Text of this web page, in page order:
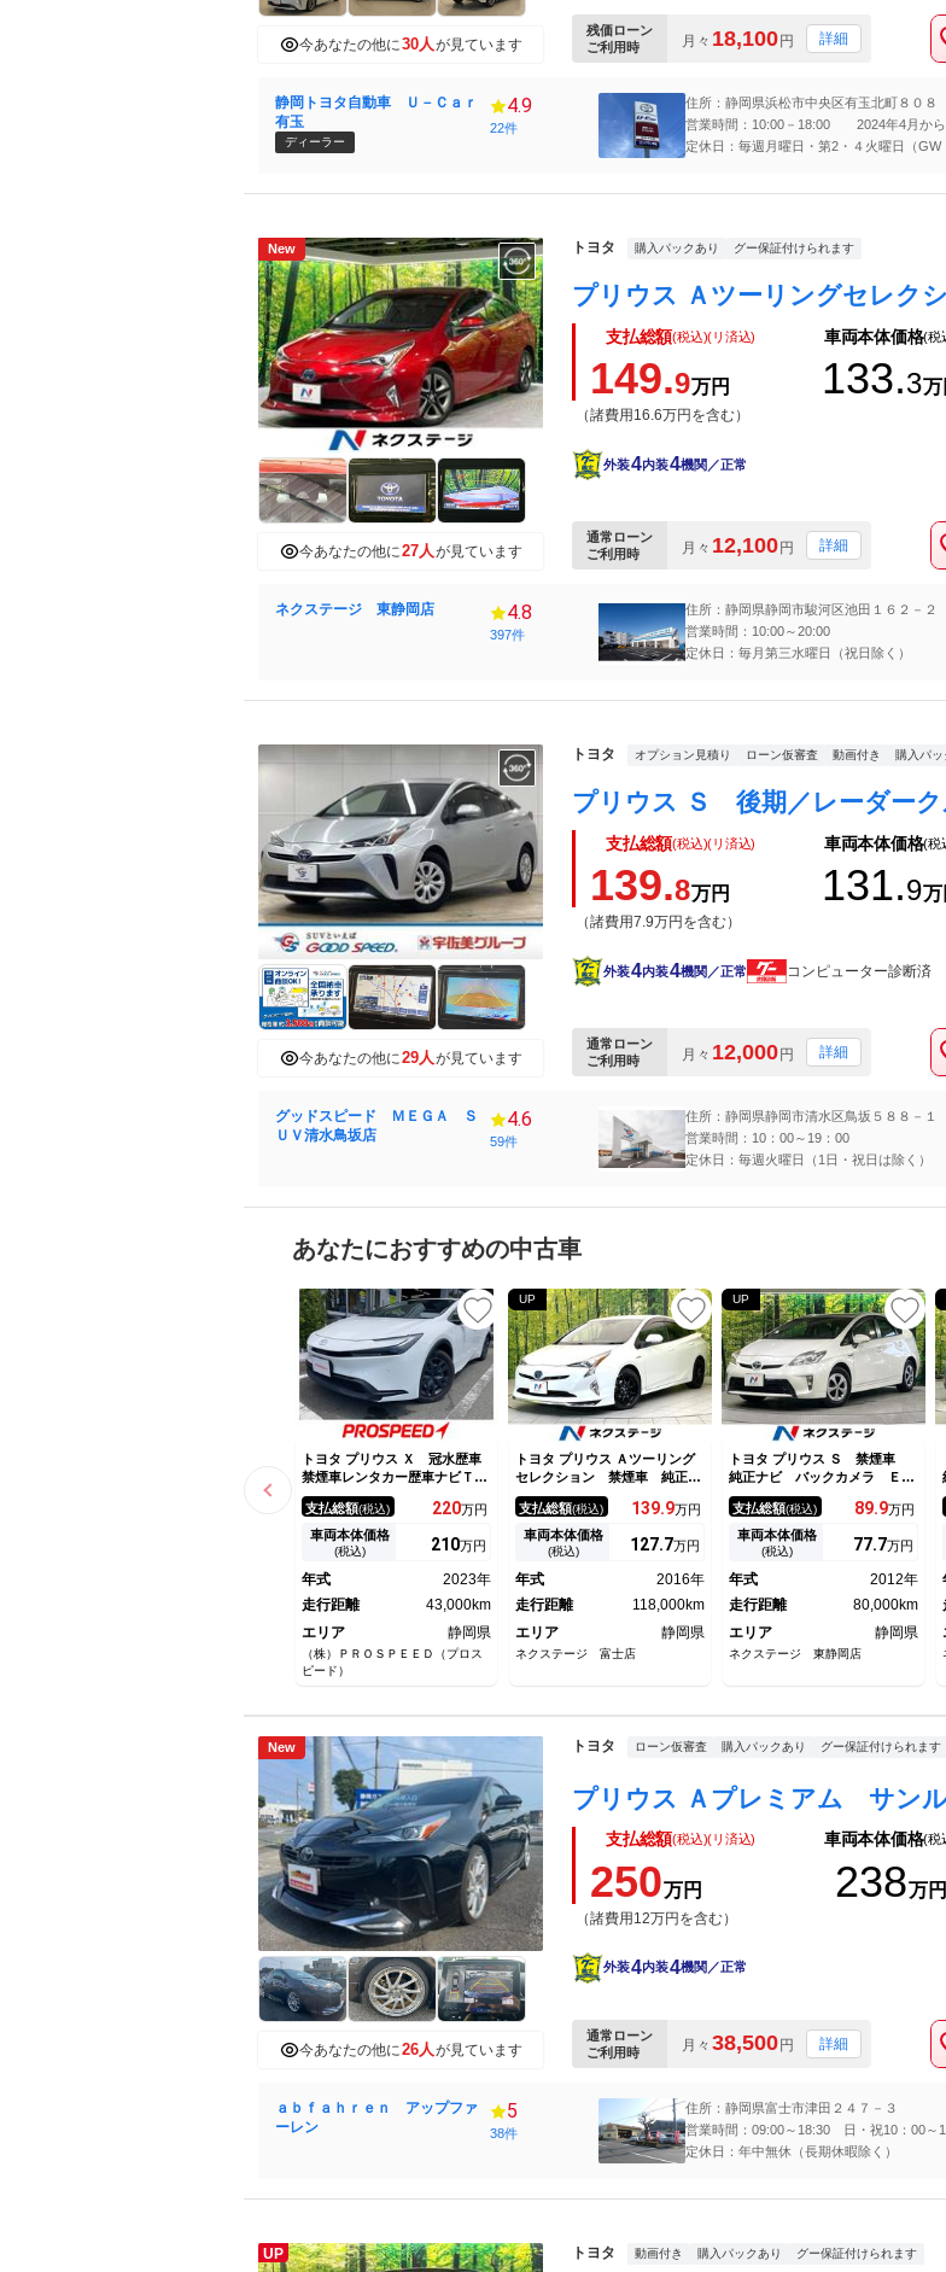
今あなたの他に30人が見ています
残価ローン
ご利用時
月々 18,100円 詳細
静岡トヨタ自動車 Ｕ－Ｃａｒ
有玉
ディーラー
4.9
22件
住所：静岡県浜松市中央区有玉北町８０８
営業時間：10:00－18:00 2024年4月から
定休日：毎週月曜日・第2・４火曜日（GW
New
今あなたの他に27人が見ています
トヨタ 購入パックあり グー保証付けられます
支払総額(税込)(リ済込)
149.9万円
（諸費用16.6万円を含む）
車両本体価格(税
133.3万
外装4内装4機関／正常
通常ローン
ご利用時
月々 12,100円 詳細
ネクステージ 東静岡店 4.8
397件
住所：静岡県静岡市駿河区池田１６２－２
営業時間：10:00～20:00
定休日：毎月第三水曜日（祝日除く）
今あなたの他に29人が見ています
トヨタ オプション見積り ローン仮審査 動画付き 購入パッ
支払総額(税込)(リ済込)
139.8万円
（諸費用7.9万円を含む）
車両本体価格(税
131.9万
外装4内装4機関／正常 コンピューター診断済
通常ローン
ご利用時
月々 12,000円 詳細
グッドスピード ＭＥＧＡ Ｓ
ＵＶ清水鳥坂店
4.6
59件
住所：静岡県静岡市清水区鳥坂５８８－１
営業時間：10：00～19：00
定休日：毎週火曜日（1日・祝日は除く）
あなたにおすすめの中古車
トヨタ プリウス Ｘ 冠水歴車
禁煙車レンタカー歴車ナビＴＶ
バックカメラＢＴオーディオ対
応スマートキーＰスタートイモ
ビライザー付ブラインドスポッ
トモニターセーフティセンス衝
ズコントロールドラレコ
支払総額(税込) 220万円
車両本体価格
(税込) 210万円
年式
2023年
走行距離
43,000km
エリア
静岡県
（株）ＰＲＯＳＰＥＥＤ（プロス
ピード）
UP
トヨタ プリウス Ａツーリング
セレクション 禁煙車 純正９
型ナビ バックカメラ 純正エ
アロ セーフティーセンス レ
ーダークルーズ スマートキ
ー ＥＴＣ ドラレコ シート
モニター ハーフレザーシー
ト ＬＥＤヘッド
支払総額(税込) 139.9万円
車両本体価格
(税込) 127.7万円
年式
2016年
走行距離
118,000km
エリア
静岡県
ネクステージ 富士店
UP
トヨタ プリウス Ｓ 禁煙車
純正ナビ バックカメラ ＥＴ
Ｃ スマートキー ＨＩＤヘッ
ド ドラレコ オートライト
オートエアコン Ｂｌｕｅｔｏ
ｏｔｈ 純正１５インチアル
支払総額(税込) 89.9万円
車両本体価格
(税込) 77.7万円
年式
2012年
走行距離
80,000km
エリア
静岡県
ネクステージ 東静岡店
New
今あなたの他に26人 が見ています
トヨタ ローン仮審査 購入パックあり グー保証付けられます
支払総額(税込)(リ済込)
250万円
（諸費用12万円を含む）
車両本体価格(税
238万円
外装4内装4機関／正常
通常ローン
ご利用時
月々 38,500 円 詳細
ａｂｆａｈｒｅｎ アップファ
ーレン
5
38件
住所：静岡県富士市津田２４７－３
営業時間：09:00～18:30 日・祝10：00～
定休日：年中無休（長期休暇除く）
UP トヨタ 動画付き 購入パックあり グー保証付けられます